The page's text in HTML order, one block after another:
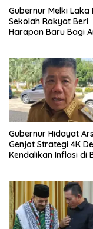
Gubernur Melki Laka
Sekolah Rakyat Beri
Harapan Baru Bagi
Gubernur Hidayat
Genjot Strategi 4K
Kendalikan Inflasi di